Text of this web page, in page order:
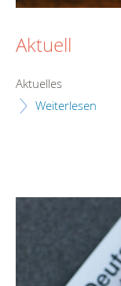
Aktuell
Aktuelles
Weiterlesen